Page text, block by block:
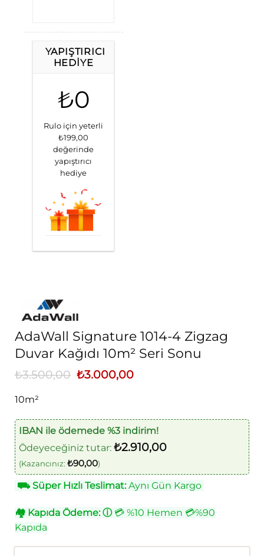
YAPIŞTIRICI
HEDIYE
₺0
Rulo için yeterli
₺199,00
değerinde
yapıştırıcı
hediye
AdaWall Signature 1014-4 Zigzag
Duvar Kağıdı 10m² Seri Sonu
₺3.500,00 Orijinal
fiyat:
₺3.000,00Şu
10m²
IBAN ile ödemede %3 indirim!
Ödeyeceğiniz tutar: ₺2.910,00
(Kazancınız: ₺90,00)
⛟Süper Hızlı Teslimat:Aynı Gün Kargo
🏘 Kapıda Ödeme: ⓘ💳 %10 Hemen 💳%90
Kapıda